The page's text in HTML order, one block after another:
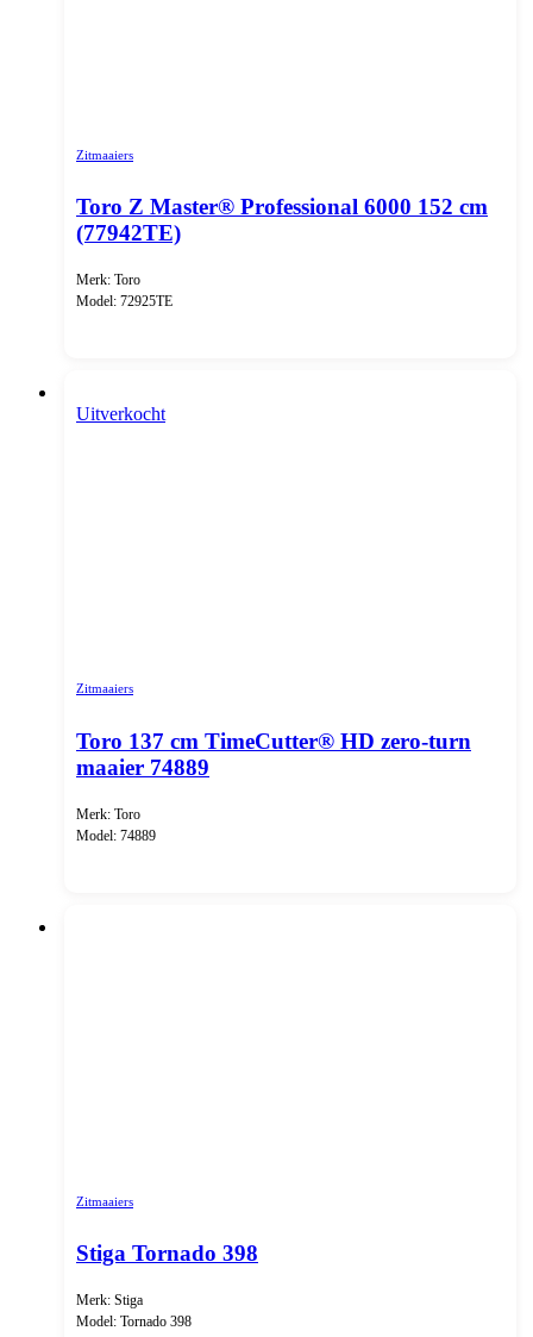
Zitmaaiers
Toro Z Master® Professional 6000 152 cm
(77942TE)
Merk: Toro
Model: 72925TE
Uitverkocht
Zitmaaiers
Toro 137 cm TimeCutter® HD zero-turn
maaier 74889
Merk: Toro
Model: 74889
Zitmaaiers
Stiga Tornado 398
Merk: Stiga
Model: Tornado 398